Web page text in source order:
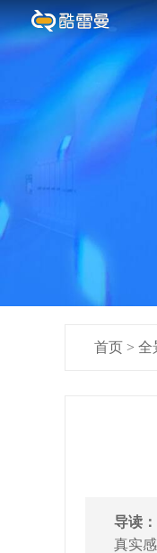
首页 > 全
导读：
真实